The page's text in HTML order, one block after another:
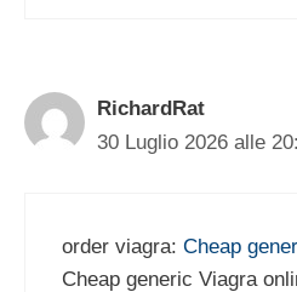
RichardRat
30 Luglio 2026 alle
order viagra: Cheap
Cheap generic Viagra